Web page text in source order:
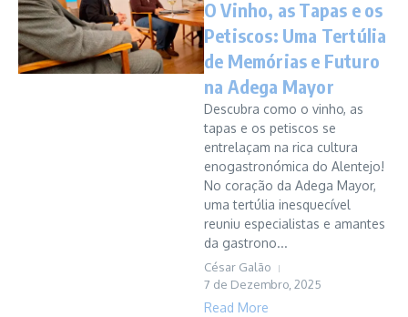
O Vinho, as Tapas e os
Petiscos: Uma Tertúlia
de Memórias e Futuro
na Adega Mayor
Descubra como o vinho, as
tapas e os petiscos se
entrelaçam na rica cultura
enogastronómica do Alentejo!
No coração da Adega Mayor,
uma tertúlia inesquecível
reuniu especialistas e amantes
da gastrono...
César Galão
7 de Dezembro, 2025
Read More